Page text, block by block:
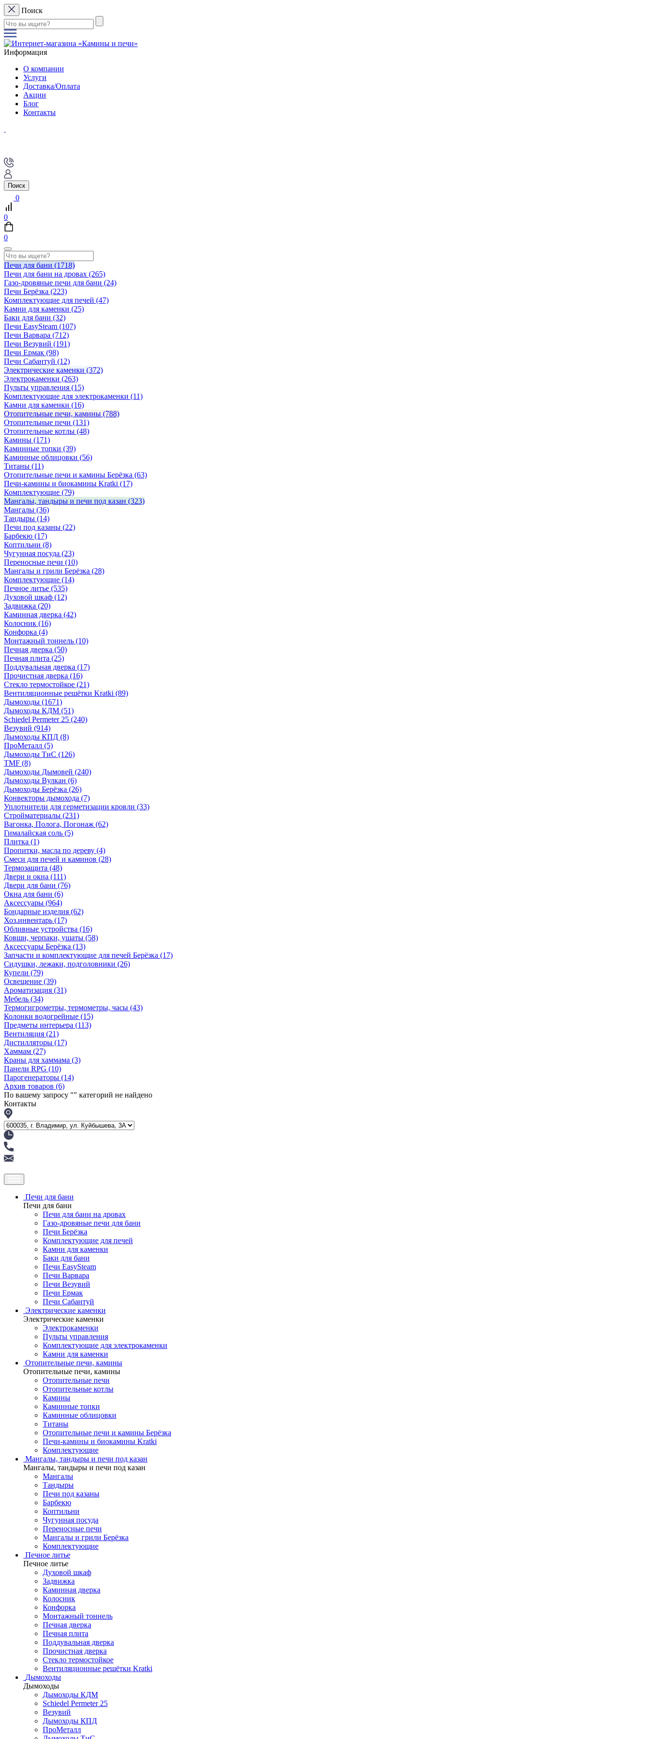
Поиск
Информация
О компании
Услуги
Доставка/Оплата
Акции
Блог
Контакты
Поиск
0
0
0
Печи для бани (1718)
Печи для бани на дровах (265)
Газо-дровяные печи для бани (24)
Печи Берёзка (223)
Комплектующие для печей (47)
Камни для каменки (25)
Баки для бани (32)
Печи EasySteam (107)
Печи Варвара (712)
Печи Везувий (191)
Печи Ермак (98)
Печи Сабантуй (12)
Электрические каменки (372)
Электрокаменки (263)
Пульты управления (15)
Комплектующие для электрокаменки (11)
Камни для каменки (16)
Отопительные печи, камины (788)
Отопительные печи (131)
Отопительные котлы (48)
Камины (171)
Каминные топки (39)
Каминные облицовки (56)
Титаны (11)
Отопительные печи и камины Берёзка (63)
Печи-камины и биокамины Kratki (17)
Комплектующие (79)
Мангалы, тандыры и печи под казан (323)
Мангалы (36)
Тандыры (14)
Печи под казаны (22)
Барбекю (17)
Коптильни (8)
Чугунная посуда (23)
Переносные печи (10)
Мангалы и грили Берёзка (28)
Комплектующие (14)
Печное литье (535)
Духовой шкаф (12)
Задвижка (20)
Каминная дверка (42)
Колосник (16)
Конфорка (4)
Монтажный тоннель (10)
Печная дверка (50)
Печная плита (25)
Поддувальная дверка (17)
Прочистная дверка (16)
Стекло термостойкое (21)
Вентиляционные решётки Kratki (89)
Дымоходы (1671)
Дымоходы КДМ (51)
Schiedel Permeter 25 (240)
Везувий (914)
Дымоходы КПД (8)
ПроМеталл (5)
Дымоходы ТиС (126)
TMF (8)
Дымоходы Дымовей (240)
Дымоходы Вулкан (6)
Дымоходы Берёзка (26)
Конвекторы дымохода (7)
Уплотнители для герметизации кровли (33)
Стройматериалы (231)
Вагонка, Полога, Погонаж (62)
Гималайская соль (5)
Плитка (1)
Пропитки, масла по дереву (4)
Смеси для печей и каминов (28)
Термозащита (48)
Двери и окна (111)
Двери для бани (76)
Окна для бани (6)
Аксессуары (964)
Бондарные изделия (62)
Хоз.инвентарь (17)
Обливные устройства (16)
Ковши, черпаки, ушаты (58)
Аксессуары Берёзка (13)
Запчасти и комплектующие для печей Берёзка (17)
Сидушки, лежаки, подголовники (26)
Купели (79)
Освещение (39)
Ароматизация (31)
Мебель (34)
Термогигрометры, термометры, часы (43)
Колонки водогрейные (15)
Предметы интерьера (113)
Вентиляция (21)
Дистилляторы (17)
Хаммам (27)
Краны для хаммама (3)
Панели RPG (10)
Парогенераторы (14)
Архив товаров (6)
По вашему запросу "" категорий не найдено
Контакты
Печи для бани
Печи для бани
Печи для бани на дровах
Газо-дровяные печи для бани
Печи Берёзка
Комплектующие для печей
Камни для каменки
Баки для бани
Печи EasySteam
Печи Варвара
Печи Везувий
Печи Ермак
Печи Сабантуй
Электрические каменки
Электрические каменки
Электрокаменки
Пульты управления
Комплектующие для электрокаменки
Камни для каменки
Отопительные печи, камины
Отопительные печи, камины
Отопительные печи
Отопительные котлы
Камины
Каминные топки
Каминные облицовки
Титаны
Отопительные печи и камины Берёзка
Печи-камины и биокамины Kratki
Комплектующие
Мангалы, тандыры и печи под казан
Мангалы, тандыры и печи под казан
Мангалы
Тандыры
Печи под казаны
Барбекю
Коптильни
Чугунная посуда
Переносные печи
Мангалы и грили Берёзка
Комплектующие
Печное литье
Печное литье
Духовой шкаф
Задвижка
Каминная дверка
Колосник
Конфорка
Монтажный тоннель
Печная дверка
Печная плита
Поддувальная дверка
Прочистная дверка
Стекло термостойкое
Вентиляционные решётки Kratki
Дымоходы
Дымоходы
Дымоходы КДМ
Schiedel Permeter 25
Везувий
Дымоходы КПД
ПроМеталл